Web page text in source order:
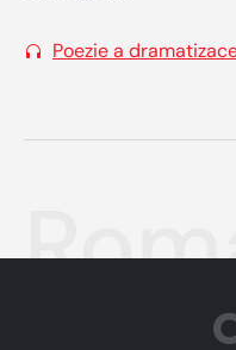
Poezie a